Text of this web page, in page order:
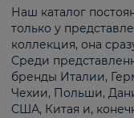
Наш каталог
только у
коллекция, она
Среди
бренды Италии,
Чехии, Польши,
США, Китая и,